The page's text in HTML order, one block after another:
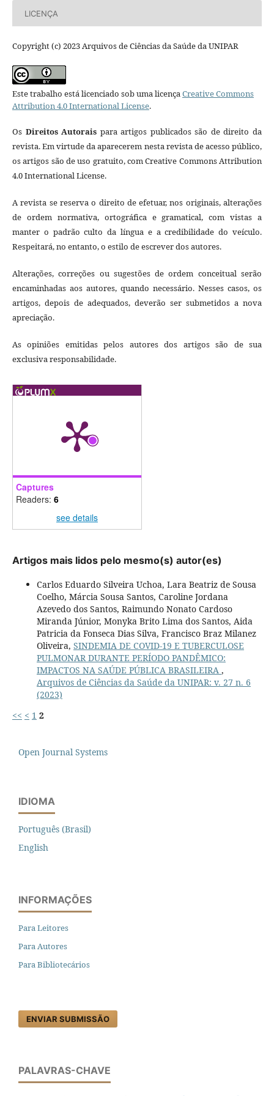
LICENÇA
Copyright (c) 2023 Arquivos de Ciências da Saúde da UNIPAR
Este trabalho está licenciado sob uma licençaCreative Commons
Attribution 4.0 International License.
Os Direitos Autorais para artigos publicados são de direito da
revista. Em virtude da aparecerem nesta revista de acesso público,
os artigos são de uso gratuito, com Creative Commons Attribution
4.0 International License.
A revista se reserva o direito de efetuar, nos originais, alterações
de ordem normativa, ortográfica e gramatical, com vistas a
manter o padrão culto da língua e a credibilidade do veículo.
Respeitará, no entanto, o estilo de escrever dos autores.
Alterações, correções ou sugestões de ordem conceitual serão
encaminhadas aos autores, quando necessário. Nesses casos, os
artigos, depois de adequados, deverão ser submetidos a nova
apreciação.
As opiniões emitidas pelos autores dos artigos são de sua
exclusiva responsabilidade.
Captures
Readers: 6
see details
Artigos mais lidos pelo mesmo(s) autor(es)
Carlos Eduardo Silveira Uchoa, Lara Beatriz de Sousa
Coelho, Márcia Sousa Santos, Caroline Jordana
Azevedo dos Santos, Raimundo Nonato Cardoso
Miranda Júnior, Monyka Brito Lima dos Santos, Aida
Patricia da Fonseca Dias Silva, Francisco Braz Milanez
Oliveira, SINDEMIA DE COVID-19 E TUBERCULOSE
PULMONAR DURANTE PERÍODO PANDÊMICO:
IMPACTOS NA SAÚDE PÚBLICA BRASILEIRA ,
Arquivos de Ciências da Saúde da UNIPAR: v. 27 n. 6
(2023)
<< < 1 2
Open Journal Systems
IDIOMA
Português (Brasil)
English
INFORMAÇÕES
Para Leitores
Para Autores
Para Bibliotecários
ENVIAR SUBMISSÃO
PALAVRAS-CHAVE